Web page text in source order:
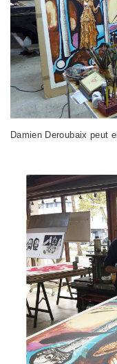
Damien Deroubaix peut